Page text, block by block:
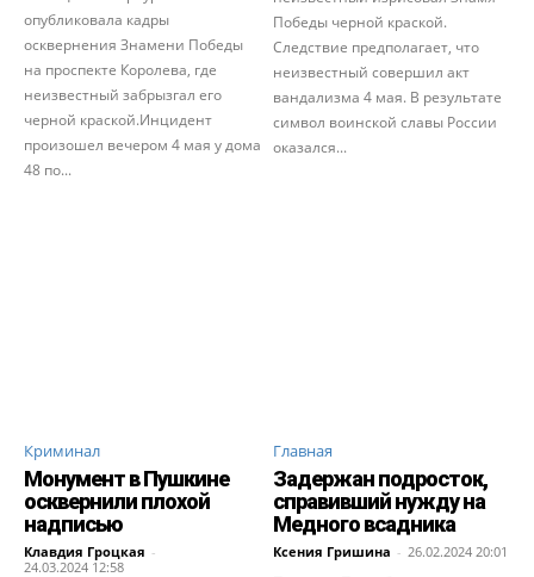
опубликовала кадры
осквернения Знамени Победы
на проспекте Королева, где
неизвестный забрызгал его
черной краской.Инцидент
произошел вечером 4 мая у дома
48 по...
Победы черной краской.
Следствие предполагает, что
неизвестный совершил акт
вандализма 4 мая. В результате
символ воинской славы России
оказался...
Криминал
Монумент в Пушкине
осквернили плохой
надписью
Клавдия Гроцкая -
24.03.2024 12:58
Главная
Задержан подросток,
справивший нужду на
Медного всадника
Ксения Гришина - 26.02.2024 20:01